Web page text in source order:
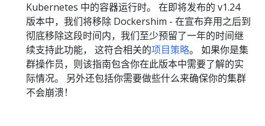
Kubernetes 中的容器运行时。 在即将发布的 v1.24
版本中，我们将移除 Dockershim - 在宣布弃用之后到
彻底移除这段时间内，我们至少预留了一年的时间继
续支持此功能， 这符合相关的项目策略。 如果你是集
群操作员，则该指南包含你在此版本中需要了解的实
际情况。 另外还包括你需要做些什么来确保你的集群
不会崩溃！